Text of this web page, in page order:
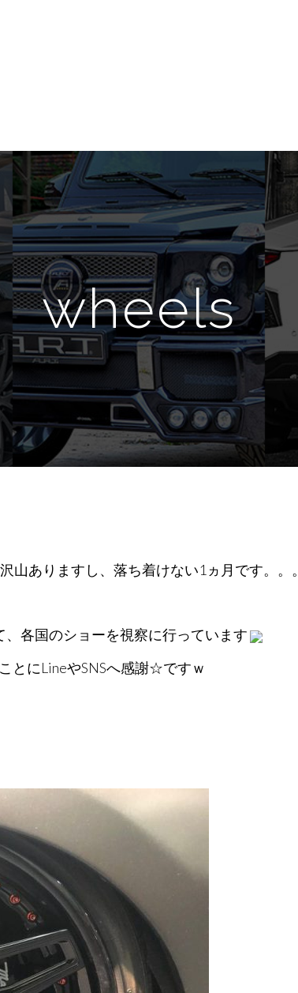
wheels
ありますし、落ち着けない1ヵ月です。。。
各国のショーを視察に行っています
とにLineやSNSへ感謝☆ですｗ